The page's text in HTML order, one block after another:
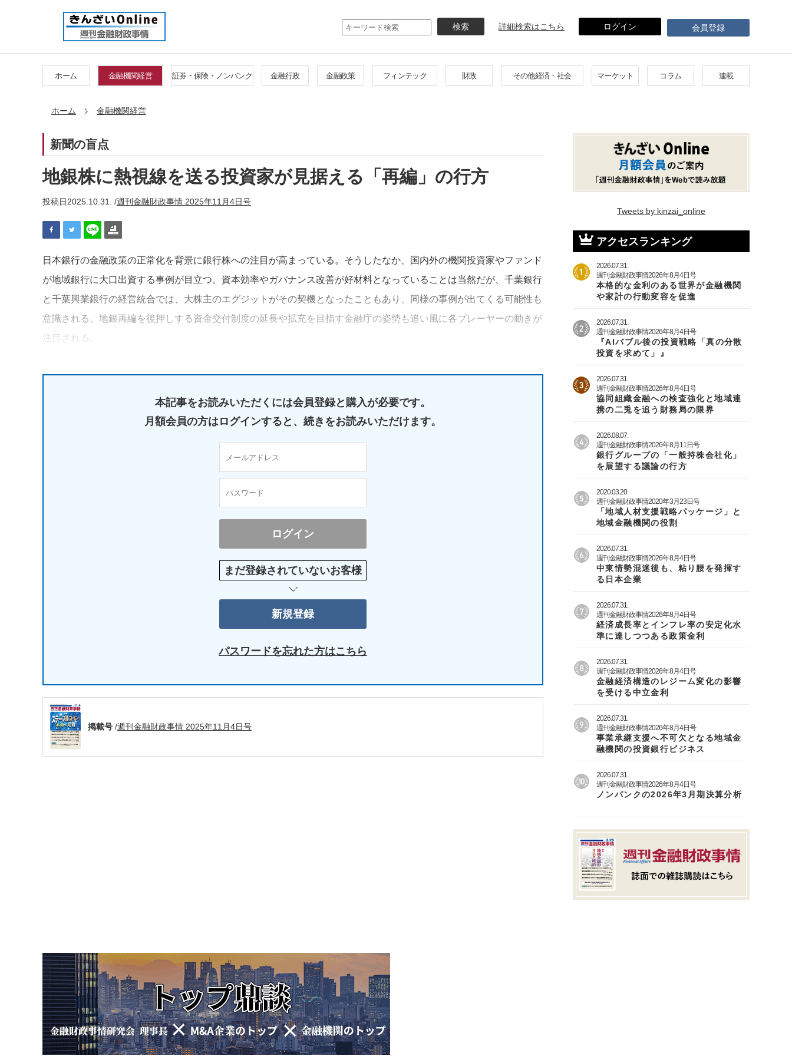
イ
ン
テ
ン
詳細検索はこちら ログイン 会員登録
ホーム 金融機関経営 証券・保険・ノンバンク 金融行政 金融政策 フィンテック 財政 その他経済・社会 マーケット コラム 連載
ホーム 金融機関経営
新聞の盲点
地銀株に熱視線を送る投資家が見据える「再編」の行方
投稿日2025.10.31. /週刊金融財政事情 2025年11月4日号
日本銀行の金融政策の正常化を背景に銀行株への注目が高まっている。そうしたなか、国内外の機関投資家やファンド
が地域銀行に大口出資する事例が目立つ。資本効率やガバナンス改善が好材料となっていることは当然だが、千葉銀行
と千葉興業銀行の経営統合では、大株主のエグジットがその契機となったこともあり、同様の事例が出てくる可能性も
意識される。地銀再編を後押しする資金交付制度の延長や拡充を目指す金融庁の姿勢も追い風に各プレーヤーの動きが
注目される。
本記事をお読みいただくには会員登録と購入が必要です。
月額会員の方はログインすると、 続きをお読みいただけます。
まだ登録されていないお客様
パスワードを忘れた方はこちら
掲載号 /週刊金融財政事情 2025年11月4日号
Tweets by kinzai_online
アクセスランキング
2026.07.31.
週刊金融財政事情2026年8月4日号
本格的な金利のある世界が金融機関
や家計の行動変容を促進
2026.07.31.
週刊金融財政事情2026年8月4日号
『AIバブル後の投資戦略「真の分散
投資を求めて」』
2026.07.31.
週刊金融財政事情2026年8月4日号
協同組織金融への検査強化と地域連
携の二兎を追う財務局の限界
2026.08.07.
週刊金融財政事情2026年8月11日号
銀行グループの「一般持株会社化」
を展望する議論の行方
2020.03.20.
週刊金融財政事情2020年3月23日号
「地域人材支援戦略パッケージ」と
地域金融機関の役割
2026.07.31.
週刊金融財政事情2026年8月4日号
中東情勢混迷後も、粘り腰を発揮す
る日本企業
2026.07.31.
週刊金融財政事情2026年8月4日号
経済成長率とインフレ率の安定化水
準に達しつつある政策金利
2026.07.31.
週刊金融財政事情2026年8月4日号
金融経済構造のレジーム変化の影響
を受ける中立金利
2026.07.31.
週刊金融財政事情2026年8月4日号
事業承継支援へ不可欠となる地域金
融機関の投資銀行ビジネス
2026.07.31.
週刊金融財政事情2026年8月4日号
ノンバンクの2026年3月期決算分析